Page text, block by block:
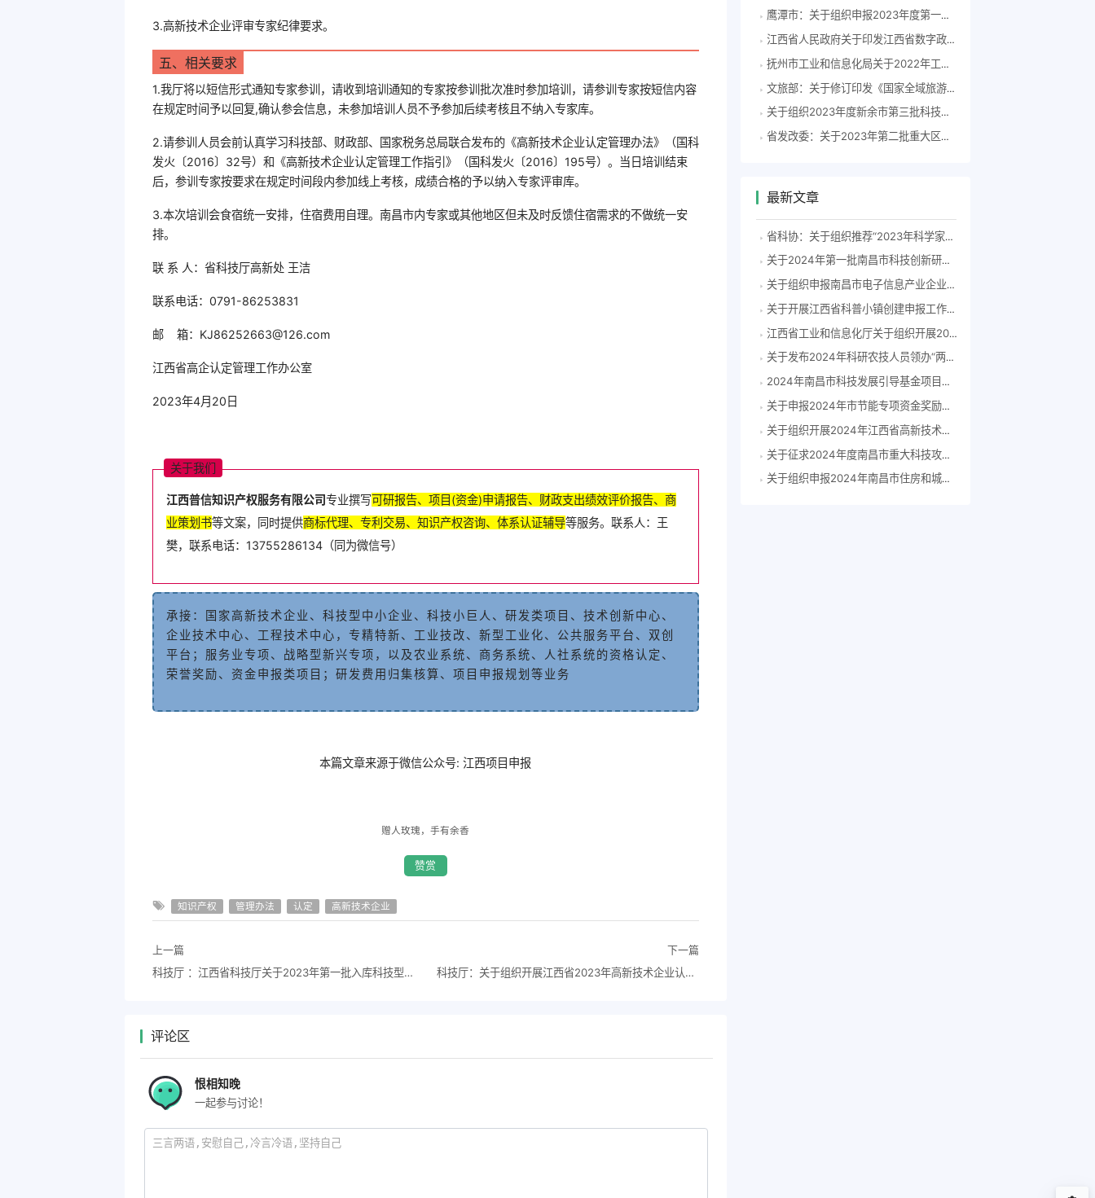
3.高新技术企业评审专家纪律要求。
五、相关要求
1.我厅将以短信形式通知专家参训，请收到培训通知的专家按参训批次准时参加培训，请参训专家按短信内容
在规定时间予以回复,确认参会信息，未参加培训人员不予参加后续考核且不纳入专家库。
2.请参训人员会前认真学习科技部、财政部、国家税务总局联合发布的《高新技术企业认定管理办法》（国科
发火〔2016〕32号）和《高新技术企业认定管理工作指引》（国科发火〔2016〕195号）。当日培训结束
后，参训专家按要求在规定时间段内参加线上考核，成绩合格的予以纳入专家评审库。
3.本次培训会食宿统一安排，住宿费用自理。南昌市内专家或其他地区但未及时反馈住宿需求的不做统一安
排。
联 系 人：省科技厅高新处 王洁
联系电话：0791-86253831
邮 箱：KJ86252663@126.com
江西省高企认定管理工作办公室
2023年4月20日
关于我们
江西普信知识产权服务有限公司专业撰写可研报告、 项目 (资金)申请报告、 财政支出绩效评价报告、 商
业策划书等文案， 同时提供商标代理、 专利 交易、 知识产权咨询、 体系认证辅导等服务。 联系人 ：王
樊， 联系电话： 13755286134（同为微信号）
承接 ： 国 家高新技术企业 、 科技型 中小企业 、 科技小 巨 人 、 研发类项 目 、 技术创 新中心、
企业技术中心、工程技术中心 ， 专精特新、 工 业技改、 新型 工 业化、 公共服务平台 、 双创
平台 ； 服务业专项、 战 略型新兴专项 ， 以 及农 业 系统、 商务系统、 人 社系统的资格认 定 、
荣誉奖励、 资金申报 类项 目 ； 研发费用 归集核算、 项 目 申报规划 等业务
本篇文章来源于微信公众号: 江西项目申报
赠人玫瑰，手有余香
赞赏
知识产权 管理办法 认定 高新技术企业
上一篇
科技厅 ：江西省科技厅关于2023年第一批入库科技型中小企业的公告
下一篇
科技厅：关于组织开展江西省2023年高新技术企业认定工作的通知
评论区
恨相知晚
一起参与讨论！
鹰潭市：关于组织申报2023年度第一批鹰潭市指导性科技计划项目的通知
江西省人民政府关于印发江西省数字政府建设总体方案的通知
抚州市工业和信息化局关于2022年工业创新发展优势企业倍增资金分配的公示
文旅部：关于修订印发《国家全域旅游示范区验收、认定和管理实施办法（试行）》和《国家全域旅游示范区验收标准（试行）》的通知
关于组织2023年度新余市第三批科技计划项目申报工作的通知（36号）
省发改委：关于2023年第二批重大区域发展战略建设（长江经济带绿色发展方向）中央预算内投资计划备选项目的公示
最新文章
省科协：关于组织推荐“2023年科学家精神教育基地”申报单位的通知
关于2024年第一批南昌市科技创新研发飞地拟认定单位的公示
关于组织申报南昌市电子信息产业企业2023年度研发费用后补助项目的通知(洪科字〔2024〕83号）
关于开展江西省科普小镇创建申报工作的通知
江西省工业和信息化厅关于组织开展2024年度江西省专精特新中小企业认定和复核工作的通知
关于发布2024年科研农技人员领办“两片”擂台赛榜单的通知
2024年南昌市科技发展引导基金项目申报指南
关于申报2024年市节能专项资金奖励补助备选项目的通知
关于组织开展2024年江西省高新技术企业认定工作的通知
关于征求2024年度南昌市重大科技攻关项目指南意见建议的通知（洪科字〔2024〕55号）
关于组织申报2024年南昌市住房和城乡建设科技计划项目的通知